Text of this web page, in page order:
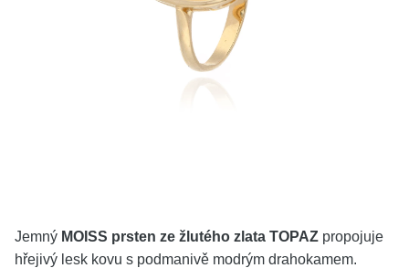
Jemný MOISS prsten ze žlutého zlata TOPAZ propojuje
hřejivý lesk kovu s podmanivě modrým drahokamem.